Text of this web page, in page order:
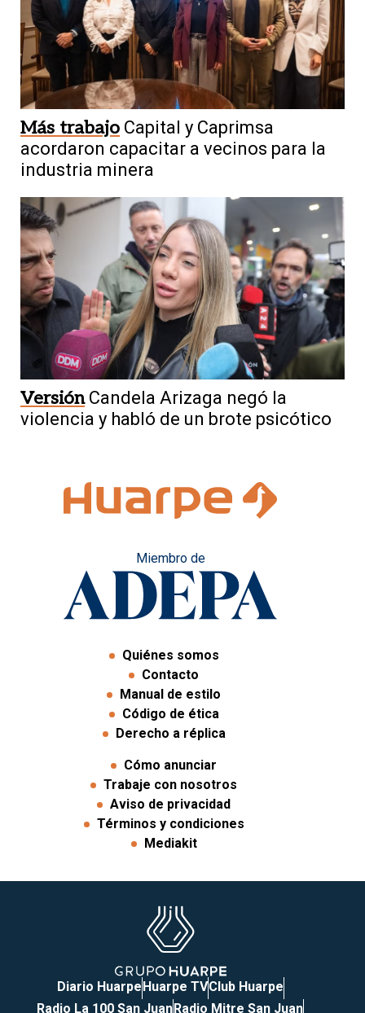
Más trabajo Capital y Caprimsa
acordaron capacitar a vecinos para la
industria minera
Versión Candela Arizaga negó la
violencia y habló de un brote psicótico
Miembro de
Quiénes somos
Contacto
Manual de estilo
Código de ética
Derecho a réplica
Cómo anunciar
Trabaje con nosotros
Aviso de privacidad
Términos y condiciones
Mediakit
Diario HuarpeHuarpe TVClub Huarpe
Radio La 100 San JuanRadio Mitre San Juan